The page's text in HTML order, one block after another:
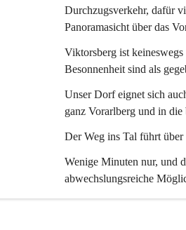
Durchzugsverkehr, dafür
Panoramasicht über das
Viktorsberg ist
Besonnenheit sind als
Unser Dorf eignet sich
ganz Vorarlberg und in die
Der Weg ins Tal führt
Wenige Minuten nur, und
abwechslungsreiche